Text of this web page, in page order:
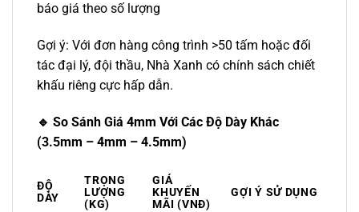
báo giá theo số lượng
Gợi ý: Với đơn hàng công trình >50 tấm hoặc đối
tác đại lý, đội thầu, Nhà Xanh có chính sách chiết
khấu riêng cực hấp dẫn.
🔹 So Sánh Giá 4mm Với Các Độ Dày Khác
(3.5mm – 4mm – 4.5mm)
ĐỘ
DÀY
TRỌNG
LƯỢNG
(KG)
GIÁ
KHUYẾN
MÃI (VNĐ)
GỢI Ý SỬ DỤNG